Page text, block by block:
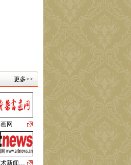
！ 02版：
一期（总期
写生》大
向全国征
]
期（总期
更多>>
网
术新闻…